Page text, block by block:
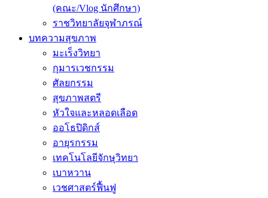
(คณะ/Vlog นักศึกษา)
ราชวิทยาลัยจุฬาภรณ์
บทความสุขภาพ
มะเร็งวิทยา
กุมารเวชกรรม
ศัลยกรรม
สุขภาพสตรี
หัวใจและหลอดเลือด
ออโธปิดิกส์
อายุรกรรม
เทคโนโลยีจักษุวิทยา
เบาหวาน
เวชศาสตร์ฟื้นฟู